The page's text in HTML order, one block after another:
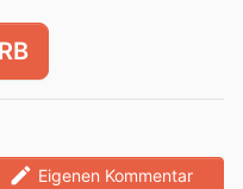
edit Eigenen Kommentar